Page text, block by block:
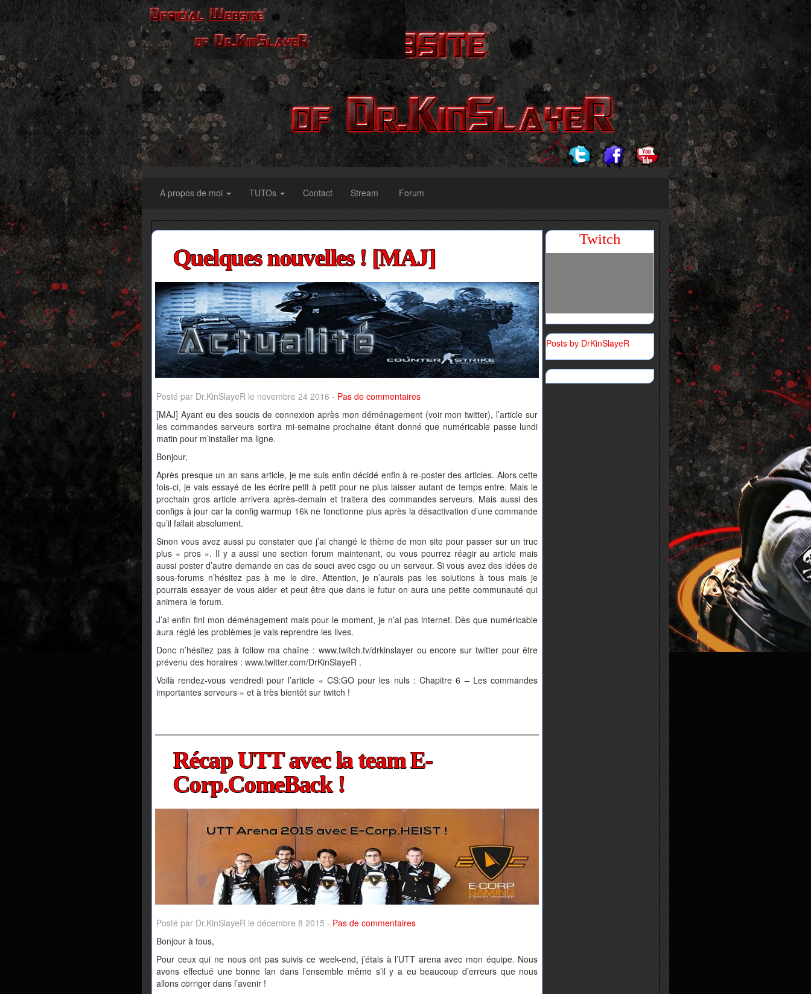
A propos de moi TUTOs Contact Stream Forum
Quelques nouvelles ! [MAJ]
Posté par Dr.KinSlayeR le novembre 24 2016 - Pas de commentaires
[MAJ] Ayant eu des soucis de connexion après mon déménagement (voir mon twitter), l’article sur
les commandes serveurs sortira mi-semaine prochaine étant donné que numéricable passe lundi
matin pour m’installer ma ligne.
Bonjour,
Après presque un an sans article, je me suis enfin décidé enfin à re-poster des articles. Alors cette
fois-ci, je vais essayé de les écrire petit à petit pour ne plus laisser autant de temps entre. Mais le
prochain gros article arrivera après-demain et traitera des commandes serveurs. Mais aussi des
configs à jour car la config warmup 16k ne fonctionne plus après la désactivation d’une commande
qu’il fallait absolument.
Sinon vous avez aussi pu constater que j’ai changé le thème de mon site pour passer sur un truc
plus « pros ». Il y a aussi une section forum maintenant, ou vous pourrez réagir au article mais
aussi poster d’autre demande en cas de souci avec csgo ou un serveur. Si vous avez des idées de
sous-forums n’hésitez pas à me le dire. Attention, je n’aurais pas les solutions à tous mais je
pourrais essayer de vous aider et peut être que dans le futur on aura une petite communauté qui
animera le forum.
J’ai enfin fini mon déménagement mais pour le moment, je n’ai pas internet. Dès que numéricable
aura réglé les problèmes je vais reprendre les lives.
Donc n’hésitez pas à follow ma chaîne : www.twitch.tv/drkinslayer ou encore sur twitter pour être
prévenu des horaires : www.twitter.com/DrKinSlayeR .
Voilà rendez-vous vendredi pour l’article « CS:GO pour les nuls : Chapitre 6 – Les commandes
importantes serveurs » et à très bientôt sur twitch !
Récap UTT avec la team E-
Corp.ComeBack !
Posté par Dr.KinSlayeR le décembre 8 2015 - Pas de commentaires
Bonjour à tous,
Pour ceux qui ne nous ont pas suivis ce week-end, j’étais à l’UTT arena avec mon équipe. Nous
avons effectué une bonne lan dans l’ensemble même s’il y a eu beaucoup d’erreurs que nous
allons corriger dans l’avenir !
Twitch
Posts by DrKinSlayeR